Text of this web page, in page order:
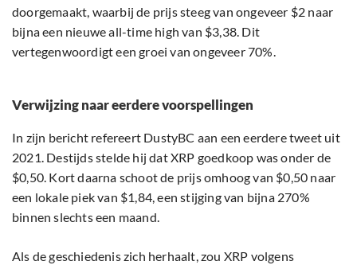
doorgemaakt, waarbij de prijs steeg van ongeveer $2 naar
bijna een nieuwe all-time high van $3,38. Dit
vertegenwoordigt een groei van ongeveer 70%.
Verwijzing naar eerdere voorspellingen
In zijn bericht refereert DustyBC aan een eerdere tweet uit
2021. Destijds stelde hij dat XRP goedkoop was onder de
$0,50. Kort daarna schoot de prijs omhoog van $0,50 naar
een lokale piek van $1,84, een stijging van bijna 270%
binnen slechts een maand.
Als de geschiedenis zich herhaalt, zou XRP volgens